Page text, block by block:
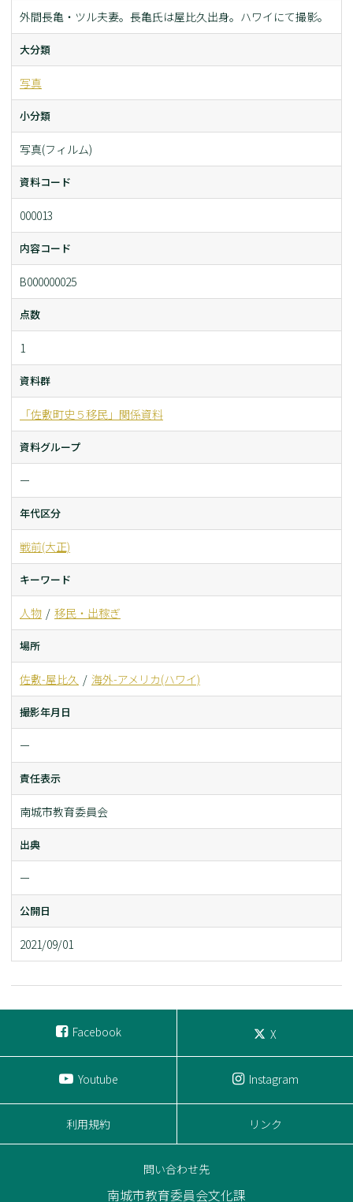
外間長亀・ツル夫妻。長亀氏は屋比久出身。ハワイにて撮影。
大分類
写真
小分類
写真(フィルム)
資料コード
000013
内容コード
B000000025
点数
1
資料群
「佐敷町史５移民」関係資料
資料グループ
ー
年代区分
戦前(大正)
キーワード
人物 移民・出稼ぎ
場所
佐敷-屋比久 海外-アメリカ(ハワイ)
撮影年月日
ー
責任表示
南城市教育委員会
出典
ー
公開日
2021/09/01
Facebook X
Youtube Instagram
利用規約 リンク
問い合わせ先
南城市教育委員会文化課